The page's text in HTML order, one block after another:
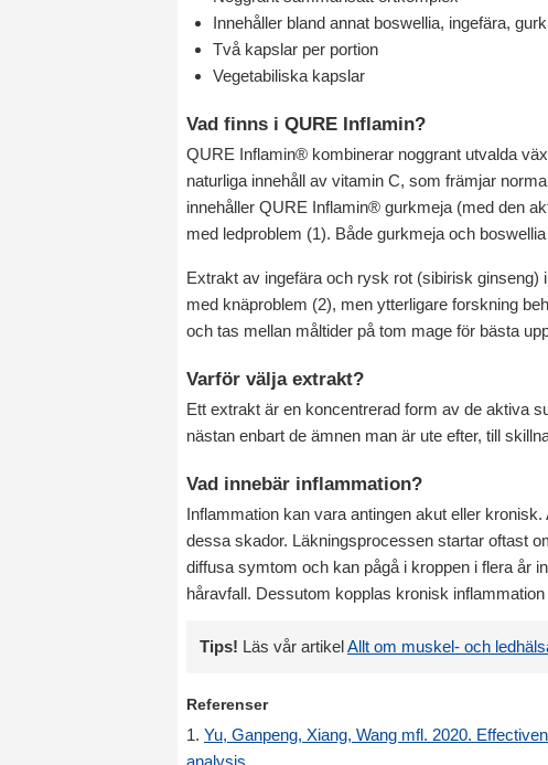
Innehåller bland annat boswellia, ingefära,
Två kapslar per portion
Vegetabiliska kapslar
Vad finns i QURE Inflamin?
QURE Inflamin® kombinerar noggrant utvalda
naturliga innehåll av vitamin C, som främjar
innehåller QURE Inflamin® gurkmeja (med den
med ledproblem (1). Både gurkmeja och
Extrakt av ingefära och rysk rot (sibirisk ginseng)
med knäproblem (2), men ytterligare forskning
och tas mellan måltider på tom mage för bästa
Varför välja extrakt?
Ett extrakt är en koncentrerad form av de aktiva
nästan enbart de ämnen man är ute efter, till
Vad innebär inflammation?
Inflammation kan vara antingen akut eller
dessa skador. Läkningsprocessen startar oftast
diffusa symtom och kan pågå i kroppen i flera år
håravfall. Dessutom kopplas kronisk
Tips! Läs vår artikelAllt om muskel- och
Referenser
1. Yu, Ganpeng, Xiang, Wang mfl. 2020.
analysis